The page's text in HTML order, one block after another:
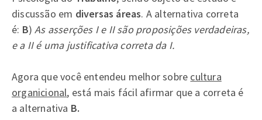
discussão em diversas áreas. A alternativa correta
é: B)As asserções I e II são proposições verdadeiras,
e a II é uma justificativa correta da I.
Agora que você entendeu melhor sobre cultura
organicional, está mais fácil afirmar que a correta é
a alternativa B.